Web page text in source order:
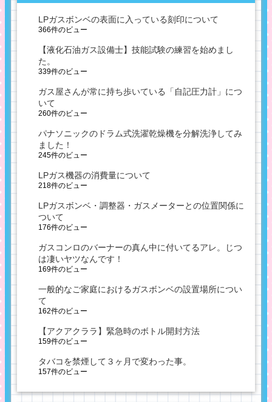
LPガスボンベの表面に入っている刻印について
366件のビュー
【液化石油ガス設備士】技能試験の練習を始めまし
た。
339件のビュー
ガス屋さんが常に持ち歩いている「自記圧力計」につ
いて
260件のビュー
パナソニックのドラム式洗濯乾燥機を分解洗浄してみ
ました！
245件のビュー
LPガス機器の消費量について
218件のビュー
LPガスボンベ・調整器・ガスメーターとの位置関係に
ついて
176件のビュー
ガスコンロのバーナーの真ん中に付いてるアレ。じつ
は凄いヤツなんです！
169件のビュー
一般的なご家庭におけるガスボンベの設置場所につい
て
162件のビュー
【アクアクララ】緊急時のボトル開封方法
159件のビュー
タバコを禁煙して３ヶ月で変わった事。
157件のビュー